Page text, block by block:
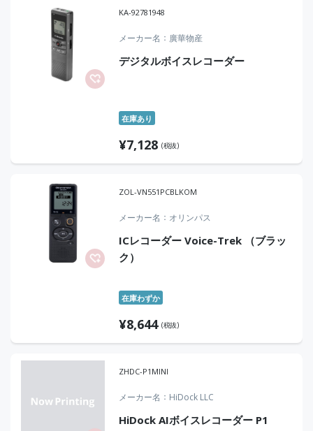
KA-92781948
メーカー名 廣華物産
デジタルボイスレコーダー
在庫あり
¥7,128 (税抜)
ZOL-VN551PCBLKOM
メーカー名 オリンパス
ICレコーダー Voice-Trek （ブラッ
ク）
在庫わずか
¥8,644 (税抜)
ZHDC-P1MINI
メーカー名 HiDock LLC
HiDock AIボイスレコーダー P1